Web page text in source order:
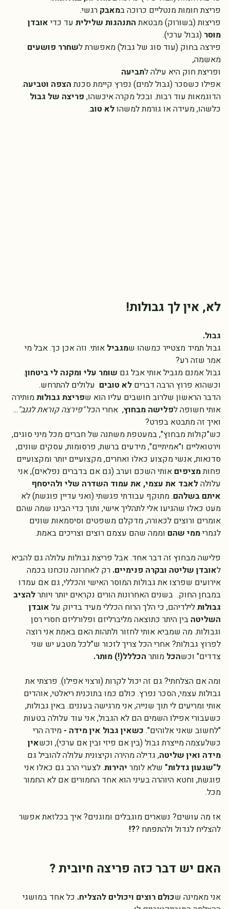
פריצת חומות (גבול פיזי) כרוכה בכוחניות, במלחמה
פריצת חומות מנטליים כרוכה במאבק רגשי.
פריצות (בשורוק) מבטאת
מוסר (גבול ערכי).
פירצה בחוק (עוד סוג של גבול) מאפשרת ל
מאשמה,
ופריצת חוק היא עילה לתביעה
אפילו כשסכר (גבול למים) נפרץ קיימת סכנת הצפה וטביעה
הדוגמאות עוד רבות. ובכל מקרה איכשהו,
לא, אין לך גבולות!
גבול.
גבול תמיד מצטייר כמשהו ש
אמר שזה רע?
גבול אמנם מגביל אותי אבל גם שומר עלי ומקנה לי ביטחון
וכשהוא פרוץ הרבה דברים לא טובים עלולים להתרחש.
הדבר הראשון שלרוב חושבים עליו הוא שפריצת גבולות מותירה
אותי חשופה לפלישה מבחוץ
ואיך זה מתבטא בפרט?
כש"קולות מבחוץ", במעטפת משתנה של חברים מכל מיני סוגים,
וירטואליים ו"אמיתיים", מידעים ברשת, פרסומות, עסקים שונים,
סדנאות, אנשי מקצוע כאלו ואחרים, מקצועיים יותר ומקצועיים
פחות מציפים אותי השכם וערב (גם אם בדברים נפלאים), אני
עלולה לאבד את עצמי, את עמוד השדרה שלי ולהיסחף
איתם בשלהם. מתוקף עבודתי פגשתי (ואני עדיין פוגשת) לא
מעט כאלו שהגיעו אלי לתהליך אישי, ותוך כדי הבינו שמה שהם
אומרים ורוצים לכאורה, מדקלם משפטים וסיסמאות שונים
פלישה מבחוץ זה דבר אחד. אבל פריצת גבולות עלולה גם להביא
לאובדן שליטה ובקרה פנימיים. רק לאחרונה נוכחנו בכמה
אירועים שפרצו את גבולות המוסר האישי והכללי, גם אם עמדו
במבחן החוק.  בשנים האחרונות הורים נקראים יותר ויותר להציב
גבולות לילדיהם, כי הלך הרוח הכללי מעיד בדיוק על אובדן
השליטה בין היתר כתוצאה מליברליזם ופלורליזם חסרי רסן
וגבולות. מה שמביא אותי לחזור ולתהות האם באמת אני רוצה
לפרוץ גבולות? אחרי הכל צריך לזכור ש"לכל מטבע יש שני
ומה אם הצלחתי? גם זה יכול לקרות (ורצוי אפילו). פרצתי את
גבולות עצמי, הסכר נפרץ. כולם כמו בתוכנית ריאלטי, אוהדים
אותי ומריעים לי תוך שנייה, אני מרגישה בעננים. באין גבולות,
כשעבורי אפילו השמים הם לא הגבול, אני עוד עלולה בטעות
"לחשוב שאני אלוהים". כשאין גבול אין מידה - מידה הרי
כשלעצמה מייצרת גבול (בין אם פיזי ובין אם ערכי), וכשאין
מידה ואין שליטה, גדילה מהירה וקיצונית עלולה להוביל גם
ל"שגעון גדלות" שלא לומר יהירות. לצערי הרב גם כאלו אני
פוגשת, וחטא היוהרה בעיני הוא אחד החמורים אם לא החמור
אז מה עושים? נשארים מוגבלים ומוגנים? איך בכלזאת אפשר